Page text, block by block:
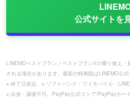
公式サイトを
LINEMOベストプラン／ベストプランVの乗り換え
される場合があります。最新の特典額はLINEMO公式
※ 終了日未定。※ ソフトバンク・ワイモバイル・
※ 出金・譲渡不可。PayPay公式ストア/PayPayカー